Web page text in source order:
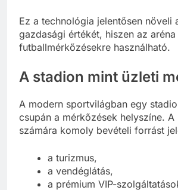
Ez a technológia jelentősen növeli
gazdasági értékét, hiszen az aréna
futballmérkőzésekre használható.
A stadion mint üzleti
A modern sportvilágban egy
csupán a mérkőzések helyszíne. A
számára komoly bevételi forrást
a turizmus,
a vendéglátás,
a prémium VIP-